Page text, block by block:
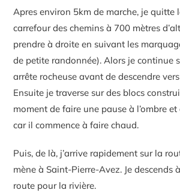
Apres environ 5km de marche, je quitte
carrefour des chemins à 700 mètres
prendre à droite en suivant les
de petite randonnée). Alors je continue
arrête rocheuse avant de descendre
Ensuite je traverse sur des blocs
moment de faire une pause à l’ombre et
car il commence à faire chaud.
Puis, de là, j’arrive rapidement sur la
mène à Saint-Pierre-Avez. Je descends
route pour la rivière.